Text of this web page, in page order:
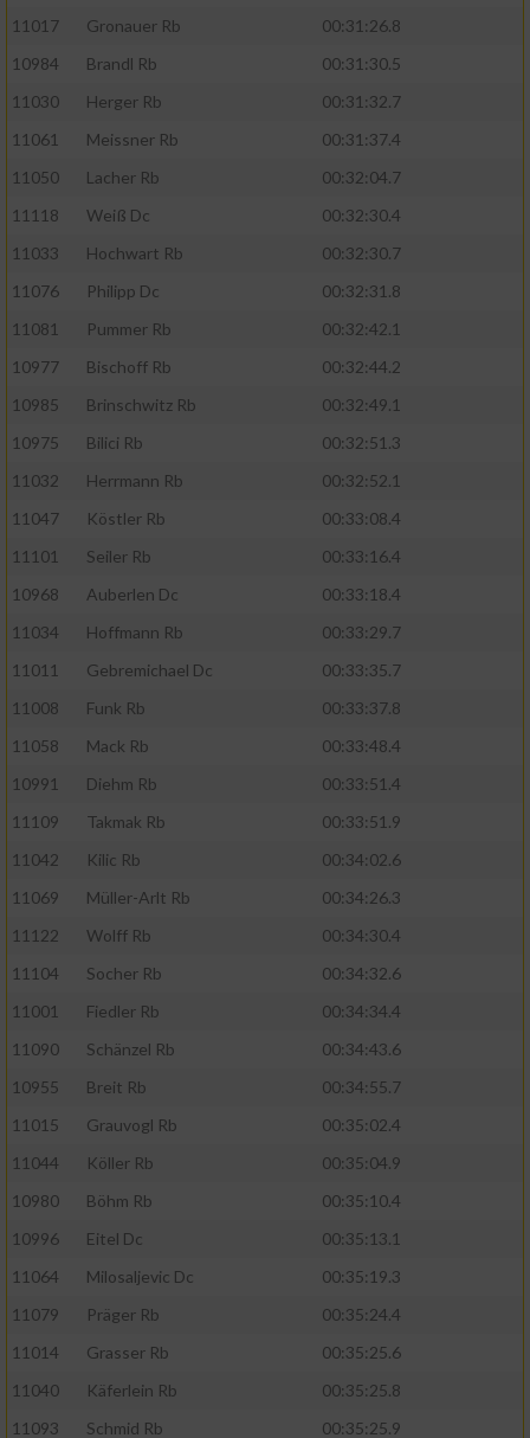
11017
Gronauer Rb
00:31:26.8
10984
Brandl Rb
00:31:30.5
11030
Herger Rb
00:31:32.7
11061
Meissner Rb
00:31:37.4
11050
Lacher Rb
00:32:04.7
11118
Weiß Dc
00:32:30.4
11033
Hochwart Rb
00:32:30.7
11076
Philipp Dc
00:32:31.8
11081
Pummer Rb
00:32:42.1
10977
Bischoff Rb
00:32:44.2
10985
Brinschwitz Rb
00:32:49.1
10975
Bilici Rb
00:32:51.3
11032
Herrmann Rb
00:32:52.1
11047
Köstler Rb
00:33:08.4
11101
Seiler Rb
00:33:16.4
10968
Auberlen Dc
00:33:18.4
11034
Hoffmann Rb
00:33:29.7
11011
Gebremichael Dc
00:33:35.7
11008
Funk Rb
00:33:37.8
11058
Mack Rb
00:33:48.4
10991
Diehm Rb
00:33:51.4
11109
Takmak Rb
00:33:51.9
11042
Kilic Rb
00:34:02.6
11069
Müller-Arlt Rb
00:34:26.3
11122
Wolff Rb
00:34:30.4
11104
Socher Rb
00:34:32.6
11001
Fiedler Rb
00:34:34.4
11090
Schänzel Rb
00:34:43.6
10955
Breit Rb
00:34:55.7
11015
Grauvogl Rb
00:35:02.4
11044
Köller Rb
00:35:04.9
10980
Böhm Rb
00:35:10.4
10996
Eitel Dc
00:35:13.1
11064
Milosaljevic Dc
00:35:19.3
11079
Präger Rb
00:35:24.4
11014
Grasser Rb
00:35:25.6
11040
Käferlein Rb
00:35:25.8
11093
Schmid Rb
00:35:25.9